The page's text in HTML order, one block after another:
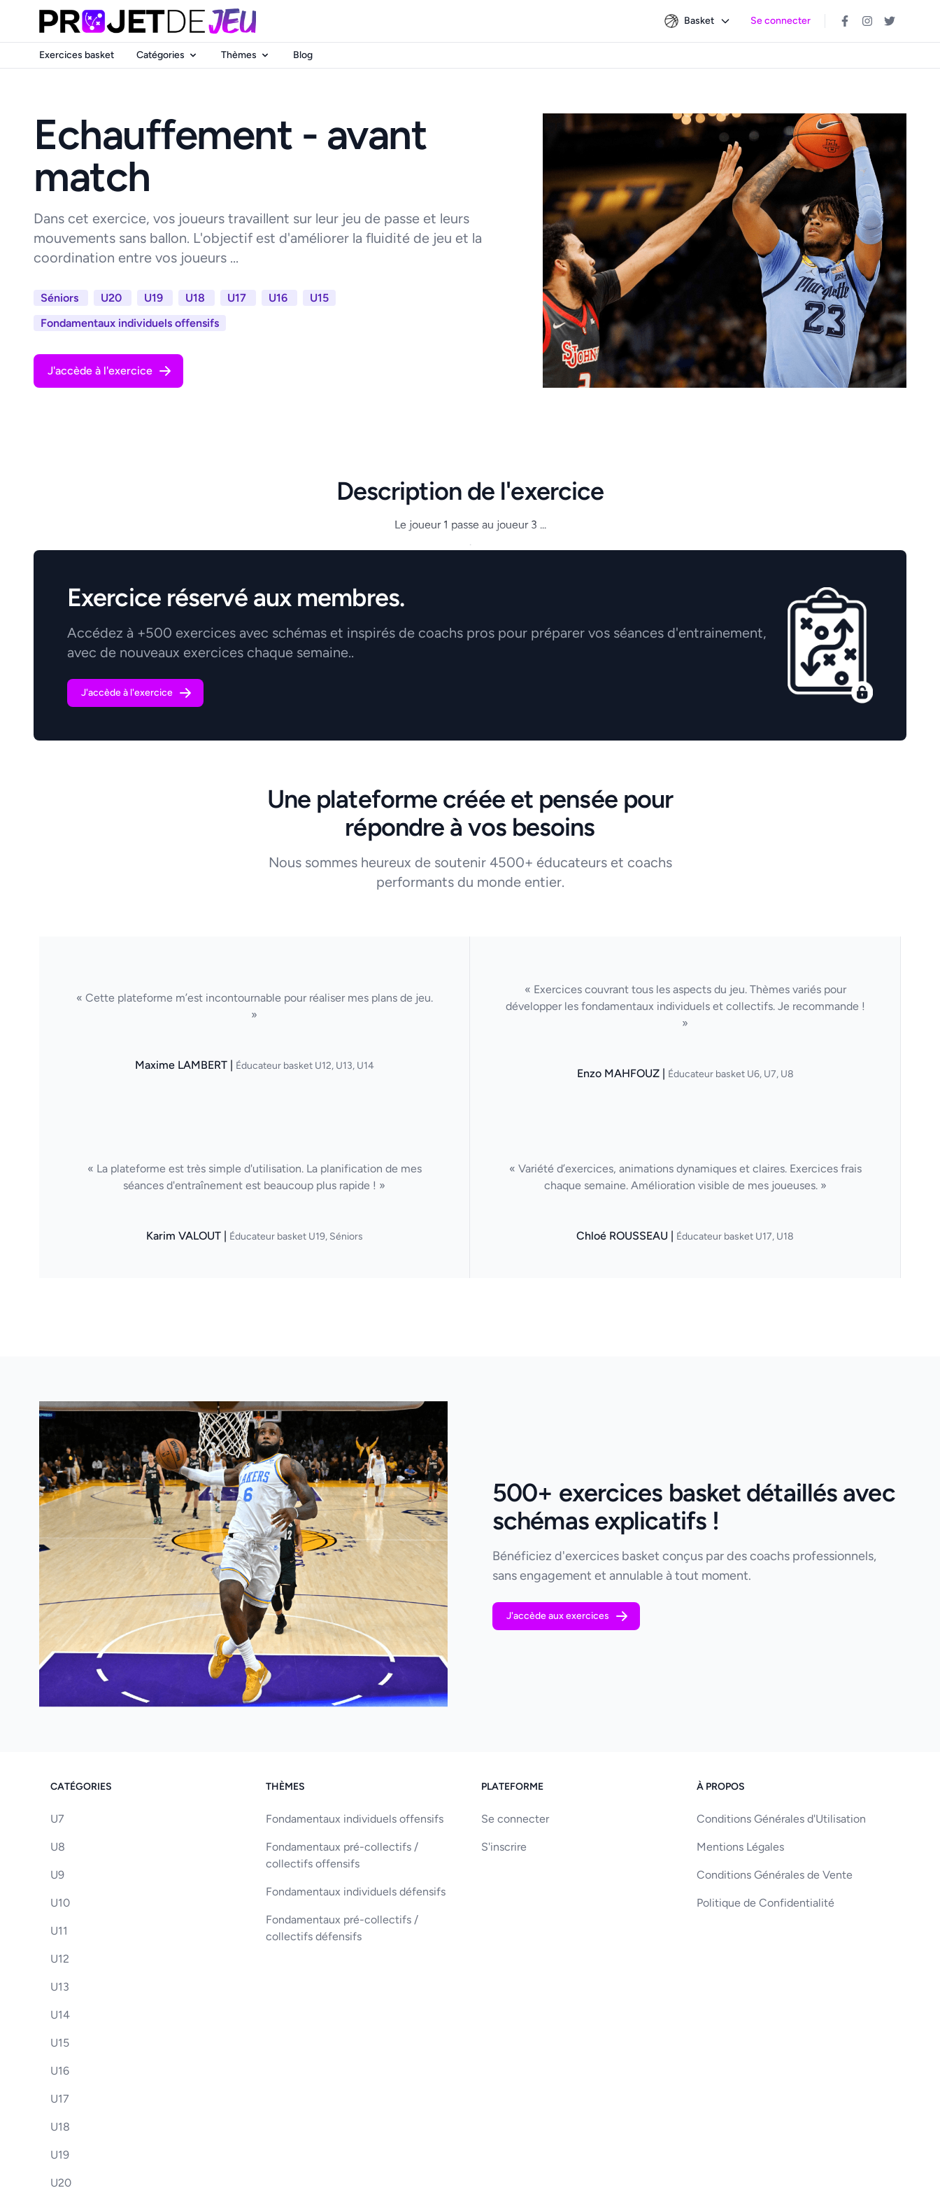
Basket Se connecter
Exercices basket Catégories Thèmes Blog
Echauffement - avant
match
Dans cet exercice, vos joueurs travaillent sur leur jeu de passe et leurs
mouvements sans ballon. L'objectif est d'améliorer la fluidité de jeu et la
coordination entre vos joueurs ...
Séniors U20 U19 U18 U17 U16
U15
Fondamentaux individuels offensifs
J'accède à l'exercice
Description de l'exercice
Le joueur 1 passe au joueur 3 ...
.
Exercice réservé aux membres.
Accédez à +500 exercices avec schémas et inspirés de coachs pros pour préparer vos séances d'entrainement,
avec de nouveaux exercices chaque semaine..
J'accède à l'exercice
Une plateforme créée et pensée pour
répondre à vos besoins
Nous sommes heureux de soutenir 4500+ éducateurs et coachs
performants du monde entier.
« Cette plateforme m’est incontournable pour réaliser mes plans de jeu.
»
Maxime LAMBERT | Éducateur basket U12, U13, U14
« Exercices couvrant tous les aspects du jeu. Thèmes variés pour
développer les fondamentaux individuels et collectifs. Je recommande !
»
Enzo MAHFOUZ | Éducateur basket U6, U7, U8
« La plateforme est très simple d'utilisation. La planification de mes
séances d'entraînement est beaucoup plus rapide ! »
Karim VALOUT | Éducateur basket U19, Séniors
« Variété d’exercices, animations dynamiques et claires. Exercices frais
chaque semaine. Amélioration visible de mes joueuses. »
Chloé ROUSSEAU | Éducateur basket U17, U18
500+ exercices basket détaillés avec
schémas explicatifs !
Bénéficiez d'exercices basket conçus par des coachs professionnels,
sans engagement et annulable à tout moment.
J'accède aux exercices
CATÉGORIES
U7
U8
U9
U10
U11
U12
U13
U14
U15
U16
U17
U18
U19
U20
THÈMES
Fondamentaux individuels offensifs
Fondamentaux pré-collectifs /
collectifs offensifs
Fondamentaux individuels défensifs
Fondamentaux pré-collectifs /
collectifs défensifs
PLATEFORME
Se connecter
S'inscrire
À PROPOS
Conditions Générales d'Utilisation
Mentions Légales
Conditions Générales de Vente
Politique de Confidentialité